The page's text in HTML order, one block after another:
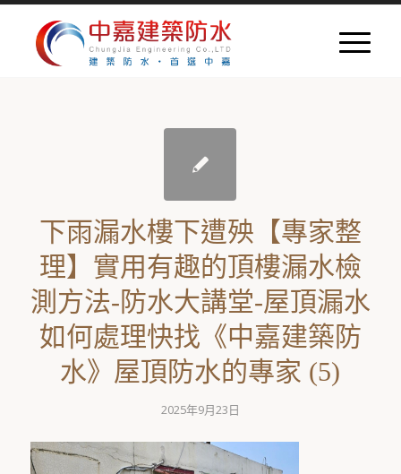
下雨漏水樓下遭殃【專家整
理】實用有趣的頂樓漏水檢
測方法-防水大講堂-屋頂漏水
如何處理快找《中嘉建築防
水》屋頂防水的專家 (5)
2025年9月23日